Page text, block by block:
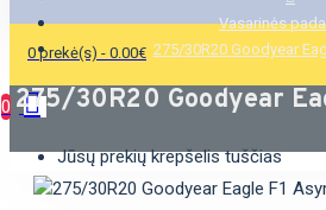
0 prekė(s) - 0.00€
0
Jūsų prekių krepšelis tuščias
Vasarinės
275/30R20 Goodyear
275/30R20 Goodyear